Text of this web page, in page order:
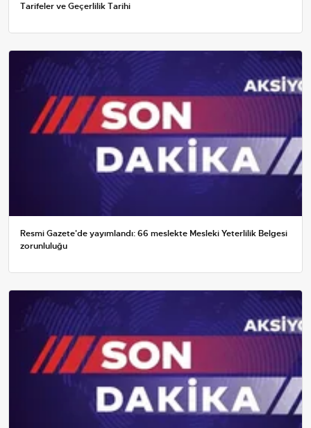
Tarifeler ve Geçerlilik Tarihi
Resmi Gazete'de yayımlandı: 66 meslekte Mesleki Yeterlilik Belgesi
zorunluluğu